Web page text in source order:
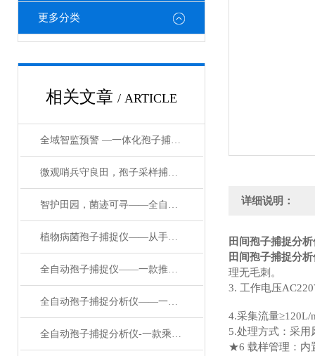
更多分类
相关文章 / ARTICLE
全域智监预警 —一体化孢子捕捉监测系统赋能绿色农业，守护粮食与生态安全
微观哨兵守良田，孢子采样捕捉仪筑牢农林病害防控第一道防线
智护田园，菌迹可寻——全自动植物病菌孢子捕捉仪的守护之道
植物病菌孢子捕捉仪——从手动到自动，孢子捕捉仪如何重塑病害监测？
全自动孢子捕捉仪——一款推动农业现代化果园孢子捕捉仪#2024已更新
全自动孢子捕捉分析仪——一款加速新品种培育孢子自动捕捉系统2024已更新
全自动孢子捕捉分析仪-一款乘风破浪的孢子采样捕捉仪#2023推荐
详细说明：
田间孢子捕捉分析
田间孢子捕捉分析
理无毛刺。
3. 工作电压
4.采集流量≥120L/
5.处理方式：采
★6 载样管理：内